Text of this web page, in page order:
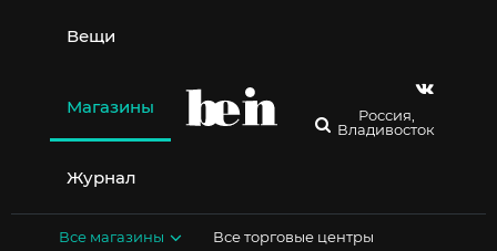
содержимому
Вещи
Магазины
Журнал
Россия,
Владивосток
Все магазины Все торговые центры